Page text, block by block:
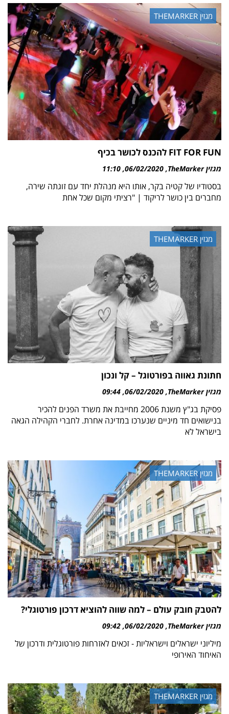
מגזין THEMARKER
FIT FOR FUN להכנס לכושר בכיף
מגזין TheMarker 06/02/2020
11:10
בסטודיו של קטיה בקר, אותו היא מנהלת יחד עם זוגתה שירה,
מחברים בין כושר לריקוד | "רציתי מקום שכל אחת
מגזין THEMARKER
חתונת גאווה בפורטוגל – קל ונכון
מגזין TheMarker 06/02/2020
09:44
פסיקת בג"ץ משנת 2006 מחייבת את משרד הפנים להכיר
בנישואים חד מיניים שנערכו במדינה אחרת. לחברי הקהילה הגאה
בישראל לא
מגזין THEMARKER
להטבק חובק עולם – למה שווה להוציא דרכון פורטוגלי?
מגזין TheMarker 06/02/2020
09:42
מיליוני ישראלים וישראליות - זכאים לאזרחות פורטוגלית ודרכון של
האיחוד האירופי
מגזין THEMARKER